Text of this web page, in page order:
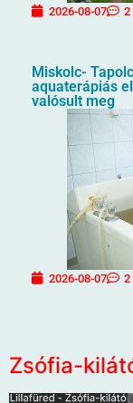
2026-08-07 2
Miskolc-
aquaterápiás
valósult meg
2026-08-07 2
Zsófia-